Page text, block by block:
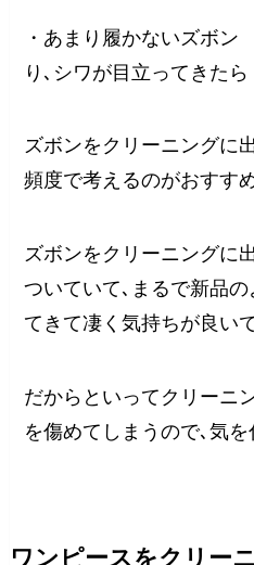
・あまり履かないズボ
り､シワが目立ってきたら
ズボンをクリーニングに
頻度で考えるのがおすす
ズボンをクリーニングに
ついていて､まるで新品
てきて凄く気持ちが良い
だからといってクリーニ
を傷めてしまうので､気
ワンピースをクリー